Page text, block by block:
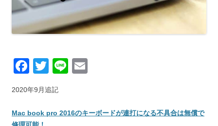
F
c
e
T
tt
er
Li
2020年9月追記
Mac book pro 2016のキーボードが連打になる不具合は無償で
修理可能！